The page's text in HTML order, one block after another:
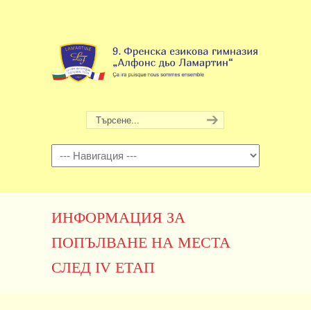
Навигация
ИНФОРМАЦИЯ ЗА
ПОПЪЛВАНЕ НА МЕСТА
СЛЕД IV ЕТАП